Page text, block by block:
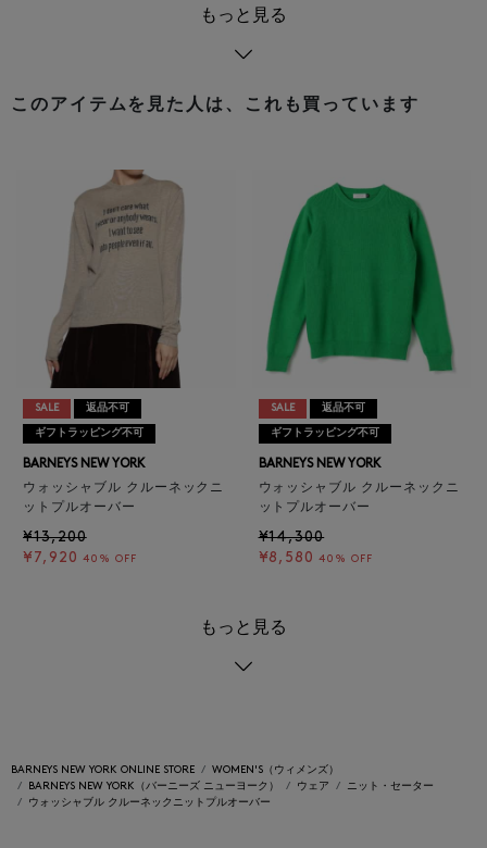
もっと見る
このアイテムを見た人は、これも買っています
SALE 返品不可
ギフトラッピング不可
BARNEYS NEW YORK
ウォッシャブル クルーネックニ
ットプルオーバー
¥13,200
¥7,920 40% OFF
SALE 返品不可
ギフトラッピング不可
BARNEYS NEW YORK
ウォッシャブル クルーネックニ
ットプルオーバー
¥14,300
¥8,580 40% OFF
もっと見る
BARNEYS NEW YORK ONLINE STORE
WOMEN'S（ウィメンズ）
BARNEYS NEW YORK（バーニーズ ニューヨーク）
ウェア
ニット・セーター
ウォッシャブル クルーネックニットプルオーバー